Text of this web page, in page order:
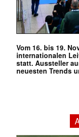
Vom 16. bis 19.
internationalen
statt. Aussteller
neuesten Trends